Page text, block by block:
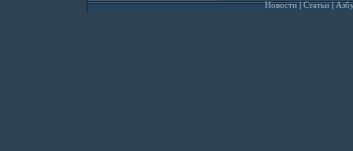
Новости|Статьи|